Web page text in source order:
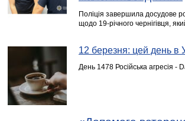
Поліція завершила досудове
щодо 19-річного чернігівця,
12 березня: цей день в
День 1478 Російська агресія